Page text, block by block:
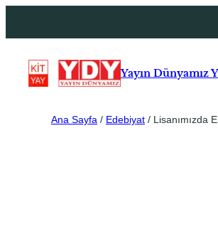
Yayın Dünyamız
Ana Sayfa / Edebiyat / Lisanımızda